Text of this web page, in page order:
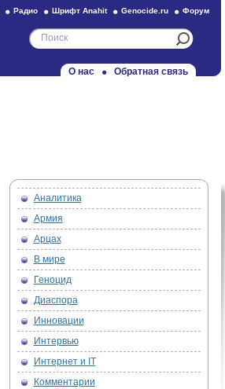
Радио Шрифт Anahit Genocide.ru Форум
О нас Обратная связь
Аналитика
Армия
Арцах
В мире
Геноцид
Диаспора
Инновации
Интервью
Интернет и IT
Комментарии